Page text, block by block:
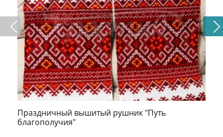
Праздничный вышитый рушник "Путь
благополучия"